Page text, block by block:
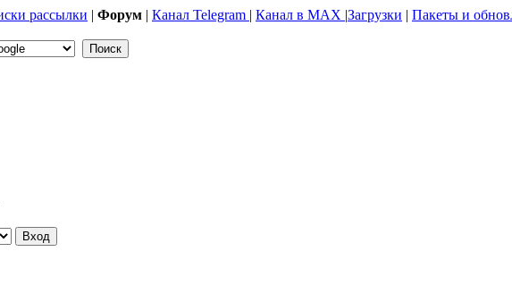
рассылки | Форум | Канал Telegram | Канал в MAX |Загрузки | Пакеты и